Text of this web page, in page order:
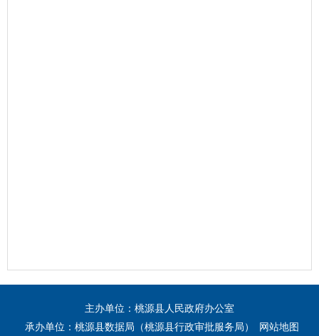
主办单位：桃源县人民政府办公室
承办单位：桃源县数据局（桃源县行政审批服务局）
网站地图